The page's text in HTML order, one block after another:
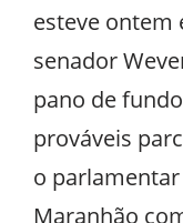
esteve ontem
senador
pano de
prováveis
o
Maranhão